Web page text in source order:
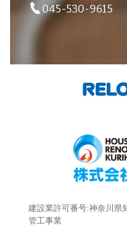
045-530-9615
建設業許可番号:神奈川県
管工事業